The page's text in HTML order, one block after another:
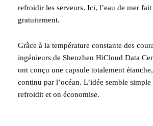
refroidir les serveurs. Ici, l’eau de mer
gratuitement.
Grâce à la température constante des
ingénieurs de Shenzhen HiCloud Data
ont conçu une capsule totalement
continu par l’océan. L’idée semble
refroidit et on économise.